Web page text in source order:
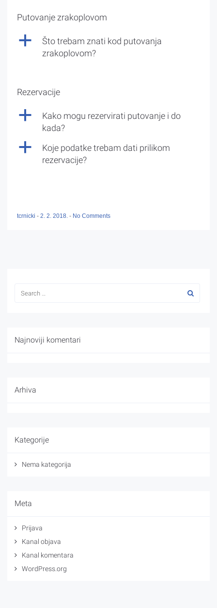
Putovanje zrakoplovom
a
Što trebam znati kod putovanja
zrakoplovom?
Rezervacije
a
Kako mogu rezervirati putovanje i do
kada?
a
Koje podatke trebam dati prilikom
rezervacije?
tcrnicki - 2. 2. 2018. - No Comments
Najnoviji komentari
Arhiva
Kategorije
Nema kategorija
Meta
Prijava
Kanal objava
Kanal komentara
WordPress.org